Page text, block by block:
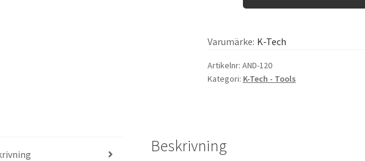
Varumärke: K-Tech
Artikelnr: AND-120
Kategori: K-Tech - Tools
Beskrivning